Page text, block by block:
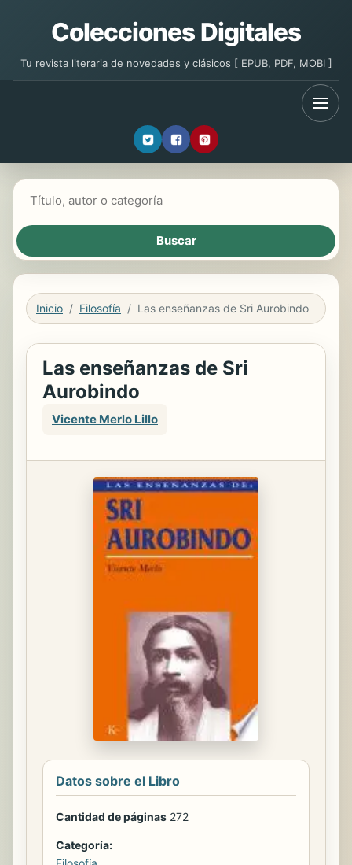
Colecciones Digitales
Tu revista literaria de novedades y clásicos [ EPUB, PDF, MOBI ]
Inicio Filosofía Las enseñanzas de Sri Aurobindo
Las enseñanzas de Sri
Aurobindo
Vicente Merlo Lillo
Datos sobre el Libro
Cantidad de páginas 272
Categoría: